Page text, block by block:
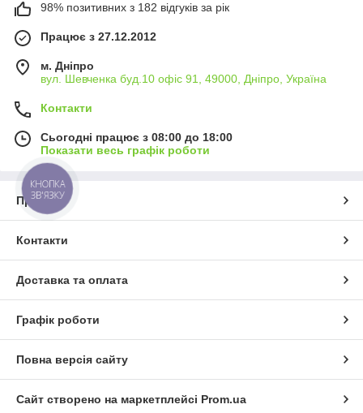
98% позитивних з 182 відгуків за рік
Працює з 27.12.2012
м. Дніпро
вул. Шевченка буд.10 офіс 91, 49000, Дніпро, Україна
Контакти
Сьогодні працює з 08:00 до 18:00
Показати весь графік роботи
Про нас
Контакти
Доставка та оплата
Графік роботи
Повна версія сайту
Сайт створено на маркетплейсі Prom.ua
КНОПКА
ЗВ'ЯЗКУ